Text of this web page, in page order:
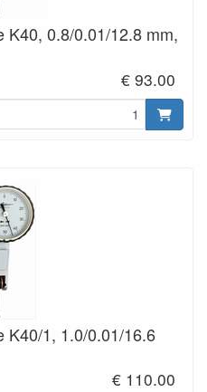
K40, 0.8/0.01/12.8 mm,
€ 93.00
K40/1, 1.0/0.01/16.6
€ 110.00